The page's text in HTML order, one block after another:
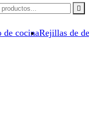
de cocinaRejillas de
